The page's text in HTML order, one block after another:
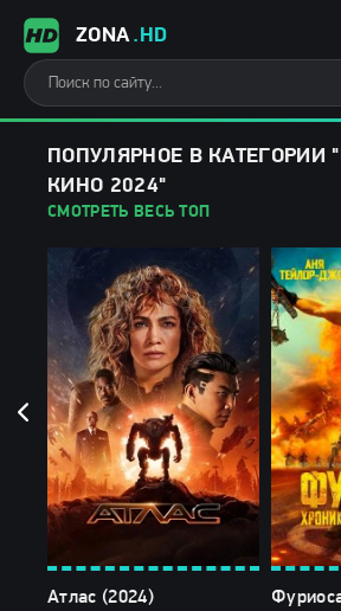
ZONA.HD
ПОПУЛЯРНОЕ В КАТЕГОРИИ
КИНО 2024"
СМОТРЕТЬ ВЕСЬ ТОП
Атлас (2024)